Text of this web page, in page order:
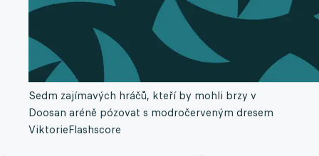
Sedm zajímavých hráčů, kteří by mohli brzy v
Doosan aréně pózovat s modročerveným dresem
ViktorieFlashscore